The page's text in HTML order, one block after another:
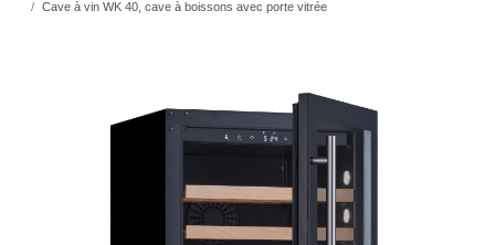
Cave à vin WK 40, cave à boissons avec porte vitrée